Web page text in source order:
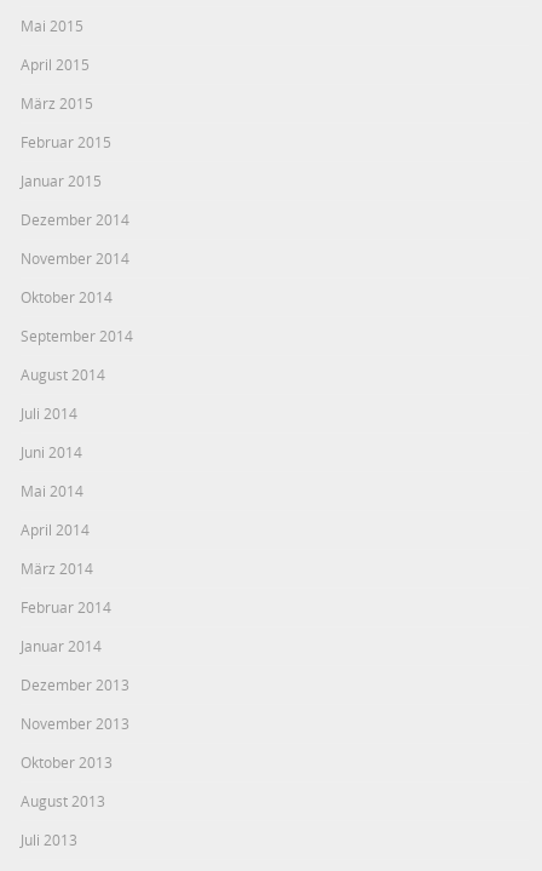
Mai 2015
April 2015
März 2015
Februar 2015
Januar 2015
Dezember 2014
November 2014
Oktober 2014
September 2014
August 2014
Juli 2014
Juni 2014
Mai 2014
April 2014
März 2014
Februar 2014
Januar 2014
Dezember 2013
November 2013
Oktober 2013
August 2013
Juli 2013